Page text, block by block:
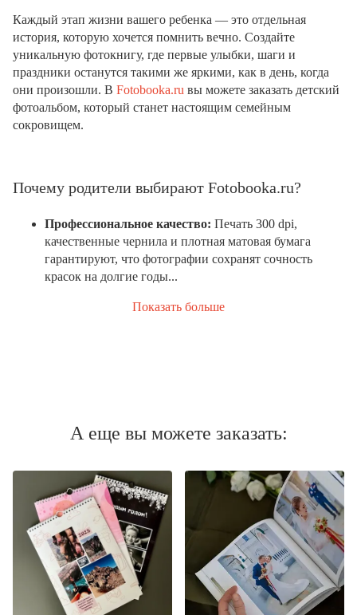
Каждый этап жизни вашего ребенка — это отдельная
история, которую хочется помнить вечно. Создайте
уникальную фотокнигу, где первые улыбки, шаги и
праздники останутся такими же яркими, как в день, когда
они произошли. В Fotobooka.ru вы можете заказать детский
фотоальбом, который станет настоящим семейным
сокровищем.
Почему родители выбирают Fotobooka.ru?
Профессиональное качество: Печать 300 dpi,
качественные чернила и плотная матовая бумага
гарантируют, что фотографии сохранят сочность
красок на долгие годы...
Показать больше
А еще вы можете заказать: